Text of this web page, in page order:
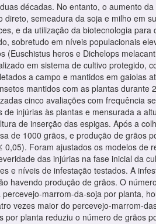
décadas. No entanto, o aumento
semeadura da soja e milho em
e da utilização da biotecnologia
sobretudo em níveis populacionais
heros e Dichelops
em sistema de cultivo protegido,
a campo e mantidos em gaiolas
mantidos com as plantas durante
cinco avaliações com frequência
injúrias às plantas e mensurada a
de inserção das espigas. Após a
de 1000 grãos, e produção de grãos
Foram ajustados os modelos de
das injúrias na fase inicial da
e níveis de infestação testados. A
havendo produção de grãos. O
marrom-da-soja por planta,
vezes maior do percevejo-marrom-
planta reduziu o número de grãos